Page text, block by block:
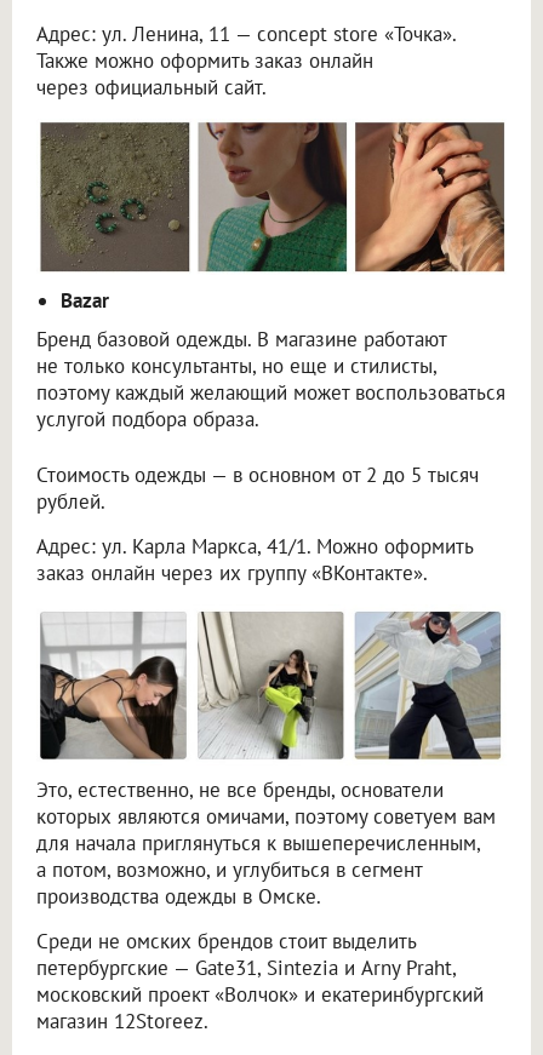
Адрес: ул. Ленина, 11 — concept store «Точка».
Также можно оформить заказ онлайн
через официальный сайт.
Bazar
Бренд базовой одежды. В магазине работают
не только консультанты, но еще и стилисты,
поэтому каждый желающий может воспользоваться
услугой подбора образа.
Стоимость одежды — в основном от 2 до 5 тысяч
рублей.
Адрес: ул. Карла Маркса, 41/1. Можно оформить
заказ онлайн через их группу «ВКонтакте».
Это, естественно, не все бренды, основатели
которых являются омичами, поэтому советуем вам
для начала приглянуться к вышеперечисленным,
а потом, возможно, и углубиться в сегмент
производства одежды в Омске.
Среди не омских брендов стоит выделить
петербургские — Gate31, Sintezia и Arny Praht,
московский проект «Волчок» и екатеринбургский
магазин 12Storeez.